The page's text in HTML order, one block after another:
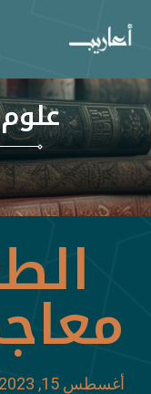
أغسطس 15, 2023